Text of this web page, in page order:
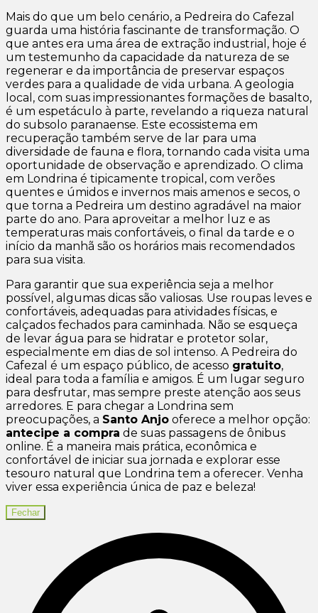
Mais do que um belo cenário, a Pedreira do Cafezal
guarda uma história fascinante de transformação. O
que antes era uma área de extração industrial, hoje é
um testemunho da capacidade da natureza de se
regenerar e da importância de preservar espaços
verdes para a qualidade de vida urbana. A geologia
local, com suas impressionantes formações de basalto,
é um espetáculo à parte, revelando a riqueza natural
do subsolo paranaense. Este ecossistema em
recuperação também serve de lar para uma
diversidade de fauna e flora, tornando cada visita uma
oportunidade de observação e aprendizado. O clima
em Londrina é tipicamente tropical, com verões
quentes e úmidos e invernos mais amenos e secos, o
que torna a Pedreira um destino agradável na maior
parte do ano. Para aproveitar a melhor luz e as
temperaturas mais confortáveis, o final da tarde e o
início da manhã são os horários mais recomendados
para sua visita.
Para garantir que sua experiência seja a melhor
possível, algumas dicas são valiosas. Use roupas leves e
confortáveis, adequadas para atividades físicas, e
calçados fechados para caminhada. Não se esqueça
de levar água para se hidratar e protetor solar,
especialmente em dias de sol intenso. A Pedreira do
Cafezal é um espaço público, de acesso gratuito,
ideal para toda a família e amigos. É um lugar seguro
para desfrutar, mas sempre preste atenção aos seus
arredores. E para chegar a Londrina sem
preocupações, a Santo Anjo oferece a melhor opção:
antecipe a compra de suas passagens de ônibus
online. É a maneira mais prática, econômica e
confortável de iniciar sua jornada e explorar esse
tesouro natural que Londrina tem a oferecer. Venha
viver essa experiência única de paz e beleza!
Fechar